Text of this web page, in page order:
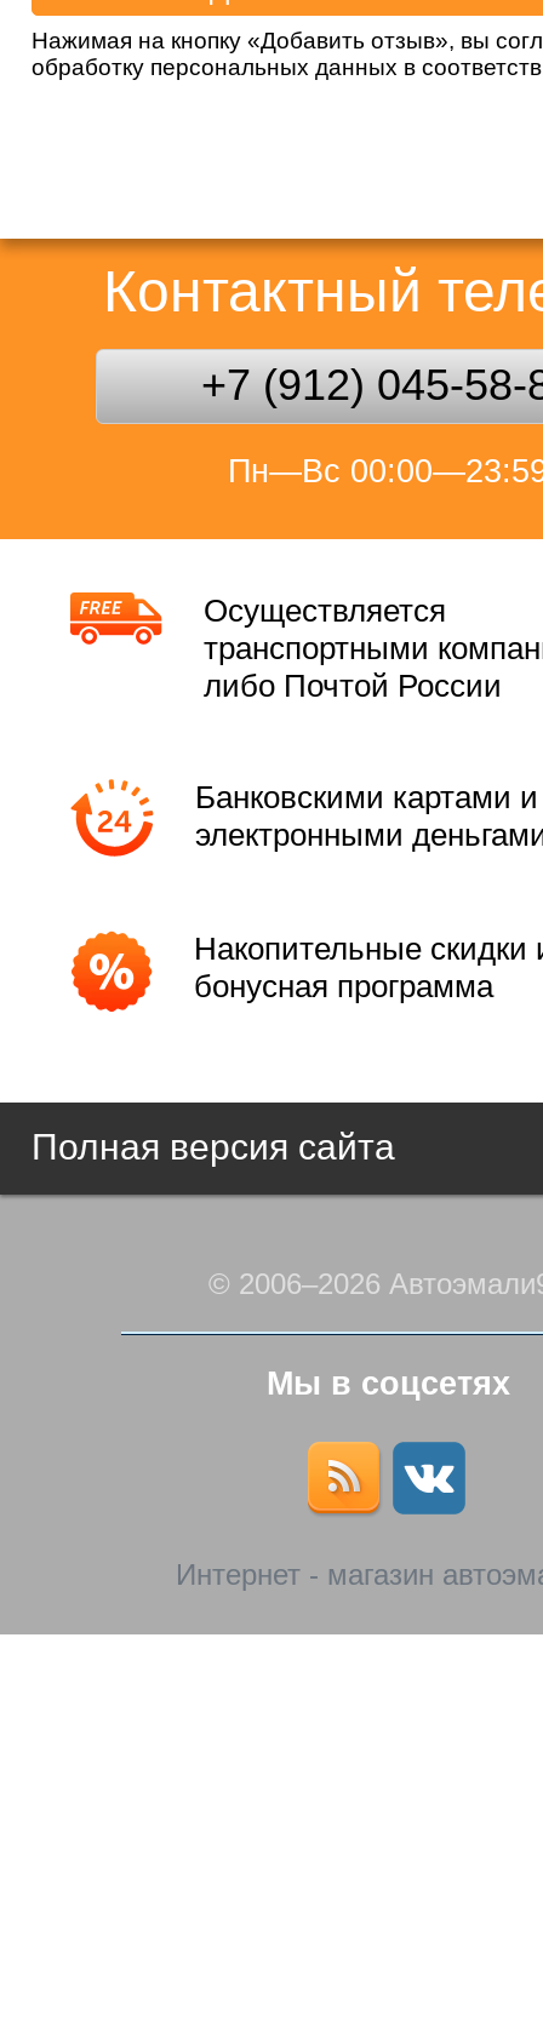
Нажимая на кнопку «Добавить отзыв», вы
обработку персональных данных в
Контактный
+7 (912) 045-58-
Пн—Вс
Осуществляется
транспортными
либо Почтой России
Банковскими картами и
электронными
Накопительные скидки
бонусная программа
Полная версия сайта
© 2006–2026
Мы в соцсетях
Интернет - магазин